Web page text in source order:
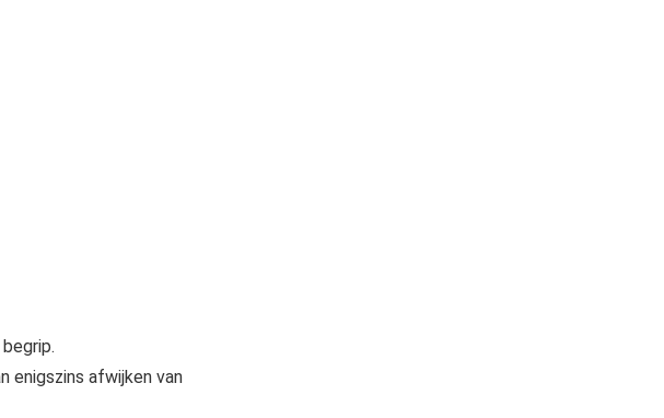
enigszins afwijken van